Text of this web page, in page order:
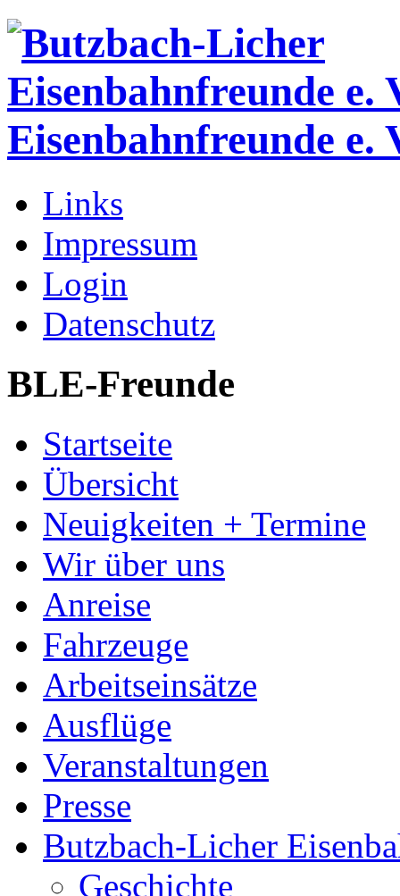
Eisenbahnfreunde e.
Links
Impressum
Login
Datenschutz
BLE-Freunde
Startseite
Übersicht
Neuigkeiten + Termine
Wir über uns
Anreise
Fahrzeuge
Arbeitseinsätze
Ausflüge
Veranstaltungen
Presse
Butzbach-Licher
Geschichte